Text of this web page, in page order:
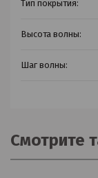
Тип покрытия:
Высота волны:
Шаг волны:
Смотрите